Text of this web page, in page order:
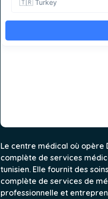
Le centre médical où opère
complète de services
tunisien. Elle fournit des
complète de services de
professionnelle et